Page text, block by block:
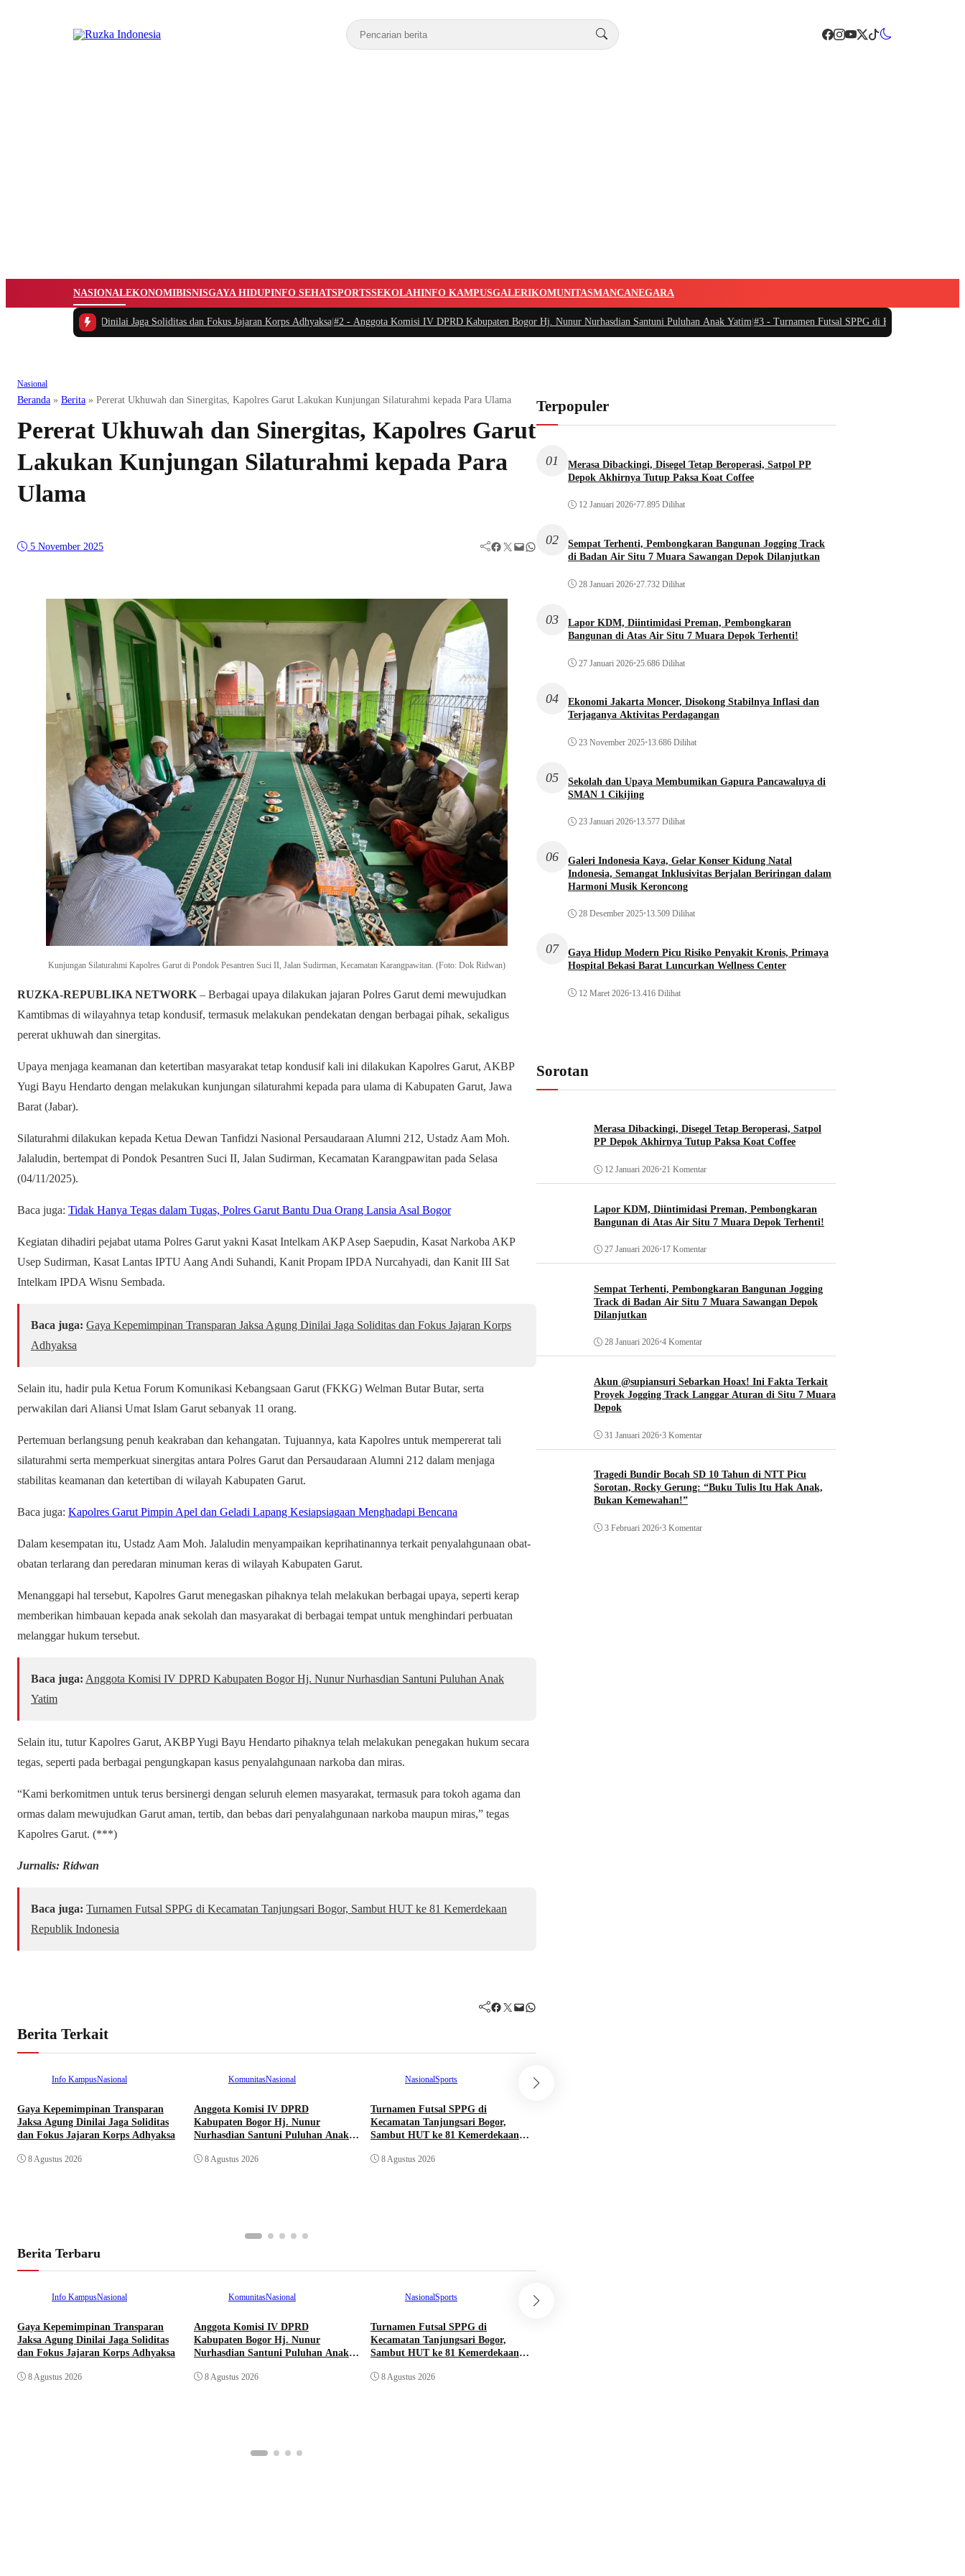
NASIONALEKONOMIBISNISGAYA HIDUPINFO SEHATSPORTSSEKOLAHINFO KAMPUSGALERIKOMUNITASMANCANEGARA
Jaksa Agung Dinilai Jaga Soliditas dan Fokus Jajaran Korps Adhyaksa|#2 -Anggota Komisi IV DPRD Kabupaten Bogor Hj. Nunur Nurhasdian Santuni Puluhan Anak Yatim |#3 -Turnamen Futsal SPPG di Kecamatan Tanjungsari
Nasional
Beranda » Berita » Pererat Ukhuwah dan Sinergitas, Kapolres Garut Lakukan Kunjungan Silaturahmi kepada Para Ulama
Pererat Ukhuwah dan Sinergitas, Kapolres Garut
Lakukan Kunjungan Silaturahmi kepada Para
Ulama
5 November 2025 Facebook Twitter Mail WhatsApp
Kunjungan Silaturahmi Kapolres Garut di Pondok Pesantren Suci II, Jalan Sudirman, Kecamatan Karangpawitan. (Foto: Dok Ridwan)
RUZKA-REPUBLIKA NETWORK – Berbagai upaya dilakukan jajaran Polres Garut demi mewujudkan
Kamtibmas di wilayahnya tetap kondusif, termasuk melakukan pendekatan dengan berbagai pihak, sekaligus
pererat ukhuwah dan sinergitas.
Upaya menjaga keamanan dan ketertiban masyarakat tetap kondusif kali ini dilakukan Kapolres Garut, AKBP
Yugi Bayu Hendarto dengan melakukan kunjungan silaturahmi kepada para ulama di Kabupaten Garut, Jawa
Barat (Jabar).
Silaturahmi dilakukan kepada Ketua Dewan Tanfidzi Nasional Persaudaraan Alumni 212, Ustadz Aam Moh.
Jalaludin, bertempat di Pondok Pesantren Suci II, Jalan Sudirman, Kecamatan Karangpawitan pada Selasa
(04/11/2025).
Baca juga: Tidak Hanya Tegas dalam Tugas, Polres Garut Bantu Dua Orang Lansia Asal Bogor
Kegiatan dihadiri pejabat utama Polres Garut yakni Kasat Intelkam AKP Asep Saepudin, Kasat Narkoba AKP
Usep Sudirman, Kasat Lantas IPTU Aang Andi Suhandi, Kanit Propam IPDA Nurcahyadi, dan Kanit III Sat
Intelkam IPDA Wisnu Sembada.
Baca juga: Gaya Kepemimpinan Transparan Jaksa Agung Dinilai Jaga Soliditas dan Fokus Jajaran Korps
Adhyaksa
Selain itu, hadir pula Ketua Forum Komunikasi Kebangsaan Garut (FKKG) Welman Butar Butar, serta
perwakilan dari Aliansi Umat Islam Garut sebanyak 11 orang.
Pertemuan berlangsung penuh keakraban dan kehangatan. Tujuannya, kata Kapolres untuk mempererat tali
silaturahmi serta memperkuat sinergitas antara Polres Garut dan Persaudaraan Alumni 212 dalam menjaga
stabilitas keamanan dan ketertiban di wilayah Kabupaten Garut.
Baca juga: Kapolres Garut Pimpin Apel dan Geladi Lapang Kesiapsiagaan Menghadapi Bencana
Dalam kesempatan itu, Ustadz Aam Moh. Jalaludin menyampaikan keprihatinannya terkait penyalahgunaan obat-
obatan terlarang dan peredaran minuman keras di wilayah Kabupaten Garut.
Menanggapi hal tersebut, Kapolres Garut menegaskan pihaknya telah melakukan berbagai upaya, seperti kerap
memberikan himbauan kepada anak sekolah dan masyarakat di berbagai tempat untuk menghindari perbuatan
melanggar hukum tersebut.
Baca juga: Anggota Komisi IV DPRD Kabupaten Bogor Hj. Nunur Nurhasdian Santuni Puluhan Anak
Yatim
Selain itu, tutur Kapolres Garut, AKBP Yugi Bayu Hendarto pihaknya telah melakukan penegakan hukum secara
tegas, seperti pada berbagai pengungkapan kasus penyalahgunaan narkoba dan miras.
“Kami berkomitmen untuk terus bersinergi dengan seluruh elemen masyarakat, termasuk para tokoh agama dan
ormas dalam mewujudkan Garut aman, tertib, dan bebas dari penyalahgunaan narkoba maupun miras,” tegas
Kapolres Garut. (***)
Jurnalis: Ridwan
Baca juga: Turnamen Futsal SPPG di Kecamatan Tanjungsari Bogor, Sambut HUT ke 81 Kemerdekaan
Republik Indonesia
Facebook Twitter Mail WhatsApp
Berita Terkait
Info KampusNasional
Gaya Kepemimpinan Transparan
Jaksa Agung Dinilai Jaga Soliditas
dan Fokus Jajaran Korps Adhyaksa
8 Agustus 2026
KomunitasNasional
Anggota Komisi IV DPRD
Kabupaten Bogor Hj. Nunur
Nurhasdian Santuni Puluhan Anak
8 Agustus 2026
NasionalSports
Turnamen Futsal SPPG di
Kecamatan Tanjungsari Bogor,
Sambut HUT ke 81 Kemerdekaan
8 Agustus 2026
Berita Terbaru
Info KampusNasional
Gaya Kepemimpinan Transparan
Jaksa Agung Dinilai Jaga Soliditas
dan Fokus Jajaran Korps Adhyaksa
8 Agustus 2026
KomunitasNasional
Anggota Komisi IV DPRD
Kabupaten Bogor Hj. Nunur
Nurhasdian Santuni Puluhan Anak
8 Agustus 2026
NasionalSports
Turnamen Futsal SPPG di
Kecamatan Tanjungsari Bogor,
Sambut HUT ke 81 Kemerdekaan
8 Agustus 2026
Terpopuler
01
Merasa Dibackingi, Disegel Tetap Beroperasi, Satpol PP
Depok Akhirnya Tutup Paksa Koat Coffee
12 Januari 2026•77.895 Dilihat
02
Sempat Terhenti, Pembongkaran Bangunan Jogging Track
di Badan Air Situ 7 Muara Sawangan Depok Dilanjutkan
28 Januari 2026•27.732 Dilihat
03
Lapor KDM, Diintimidasi Preman, Pembongkaran
Bangunan di Atas Air Situ 7 Muara Depok Terhenti!
27 Januari 2026•25.686 Dilihat
04
Ekonomi Jakarta Moncer, Disokong Stabilnya Inflasi dan
Terjaganya Aktivitas Perdagangan
23 November 2025•13.686 Dilihat
05
Sekolah dan Upaya Membumikan Gapura Pancawaluya di
SMAN 1 Cikijing
23 Januari 2026•13.577 Dilihat
06
Galeri Indonesia Kaya, Gelar Konser Kidung Natal
Indonesia, Semangat Inklusivitas Berjalan Beriringan dalam
Harmoni Musik Keroncong
28 Desember 2025•13.509 Dilihat
07
Gaya Hidup Modern Picu Risiko Penyakit Kronis, Primaya
Hospital Bekasi Barat Luncurkan Wellness Center
12 Maret 2026•13.416 Dilihat
Sorotan
Merasa Dibackingi, Disegel Tetap Beroperasi, Satpol
PP Depok Akhirnya Tutup Paksa Koat Coffee
12 Januari 2026•21 Komentar
Lapor KDM, Diintimidasi Preman, Pembongkaran
Bangunan di Atas Air Situ 7 Muara Depok Terhenti!
27 Januari 2026•17 Komentar
Sempat Terhenti, Pembongkaran Bangunan Jogging
Track di Badan Air Situ 7 Muara Sawangan Depok
Dilanjutkan
28 Januari 2026•4 Komentar
Akun @supiansuri Sebarkan Hoax! Ini Fakta Terkait
Proyek Jogging Track Langgar Aturan di Situ 7 Muara
Depok
31 Januari 2026•3 Komentar
Tragedi Bundir Bocah SD 10 Tahun di NTT Picu
Sorotan, Rocky Gerung: “Buku Tulis Itu Hak Anak,
Bukan Kemewahan!”
3 Februari 2026•3 Komentar